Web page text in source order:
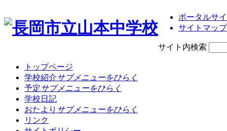
ポータルサ
サイトマップ
サイト内検索
トップページ
学校紹介サブメニューをひらく
予定サブメニューをひらく
学校日記
おたより サブメニューをひらく
リンク